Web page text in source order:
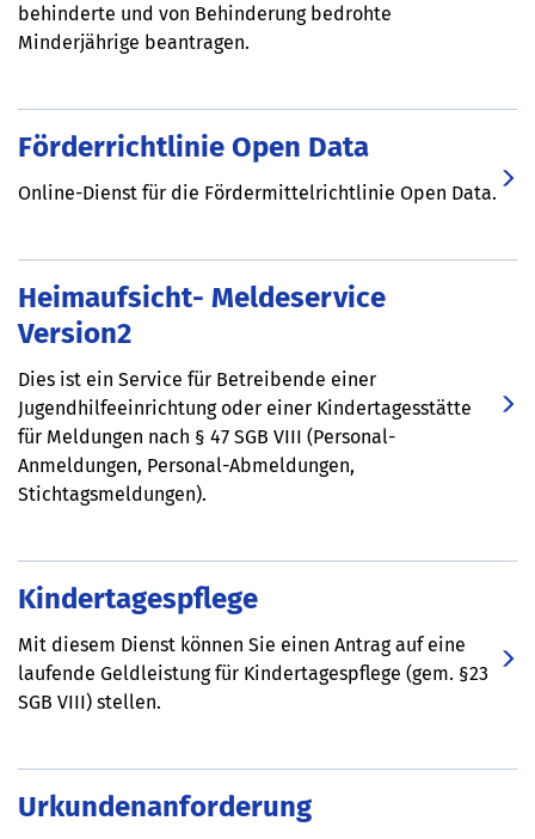
behinderte und von Behinderung bedrohte
Minderjährige beantragen.
Förderrichtlinie Open Data
Online-Dienst für die Fördermittelrichtlinie Open Data.
Heimaufsicht- Meldeservice
Version2
Dies ist ein Service für Betreibende einer
Jugendhilfeeinrichtung oder einer Kindertagesstätte
für Meldungen nach § 47 SGB VIII (Personal-
Anmeldungen, Personal-Abmeldungen,
Stichtagsmeldungen).
Kindertagespflege
Mit diesem Dienst können Sie einen Antrag auf eine
laufende Geldleistung für Kindertagespflege (gem. §23
SGB VIII) stellen.
Urkundenanforderung